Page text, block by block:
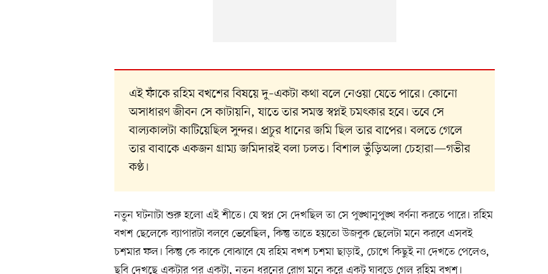
এই ফাঁকে রহিম বখশের বিষয়ে দু–একটা কথা বলে নেওয়া যেতে পারে। কোনো
অসাধারণ জীবন সে কাটায়নি, যাতে তার সমস্ত স্বপ্নই চমৎকার হবে। তবে সে
বাল্যকালটা কাটিয়েছিল সুন্দর। প্রচুর ধানের জমি ছিল তার বাপের। বলতে গেলে
তার বাবাকে একজন গ্রাম্য জমিদারই বলা চলত। বিশাল ভুঁড়িঅলা চেহারা—গভীর
কণ্ঠ।
নতুন ঘটনাটা শুরু হলো এই শীতে। যে স্বপ্ন সে দেখছিল তা সে পুঙ্খানুপুঙ্খ বর্ণনা করতে পারে। রহিম
বখশ ছেলেকে ব্যাপারটা বলবে ভেবেছিল, কিন্তু তাতে হয়তো উজবুক ছেলেটা মনে করবে এসবই
চশমার ফল। কিন্তু কে কাকে বোঝাবে যে রহিম বখশ চশমা ছাড়াই, চোখে কিছুই না দেখতে পেলেও,
ছবি দেখছে একটার পর একটা, নতুন ধরনের রোগ মনে করে একটু ঘাবড়ে গেল রহিম বখশ।